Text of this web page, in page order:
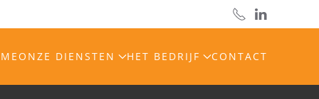
ONZE DIENSTEN HET BEDRIJF CONTACT